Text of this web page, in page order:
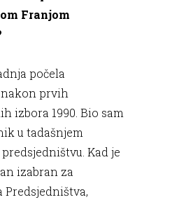
Franjom
počela
prvih
izbora 1990. Bio sam
u tadašnjem
Kad je
izabran za